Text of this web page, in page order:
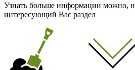
Узнать больше информации можно,
интересующий Вас раздел